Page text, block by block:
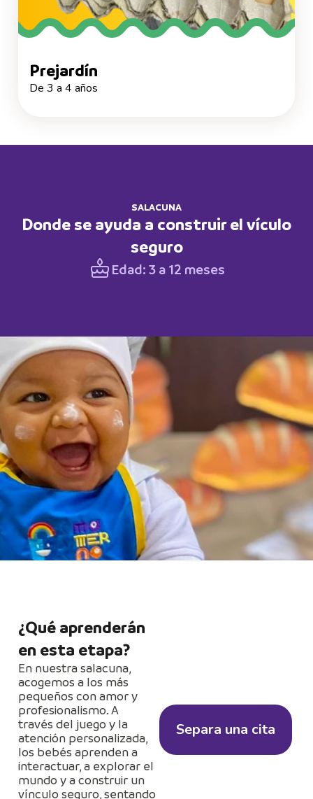
Prejardín
De 3 a 4 años
SALACUNA
Donde se ayuda a construir el vículo
seguro
Edad: 3 a 12 meses
¿Qué aprenderán
en esta etapa?
En nuestra salacuna,
acogemos a los más
pequeños con amor y
profesionalismo. A
través del juego y la
atención personalizada,
los bebés aprenden a
interactuar, a explorar el
mundo y a construir un
vínculo seguro, sentando
Separa una cita